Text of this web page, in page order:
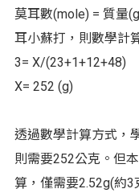
莫耳數(mole) = 質量
耳小蘇打，則數學計
3= X/(23+1+12+48)
X= 252 (g)
透過數學計算方式，
則需要252公克。但
算，僅需要2.52g(約